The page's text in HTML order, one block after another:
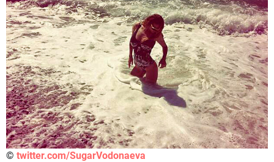
© twitter.com/SugarVodonaeva